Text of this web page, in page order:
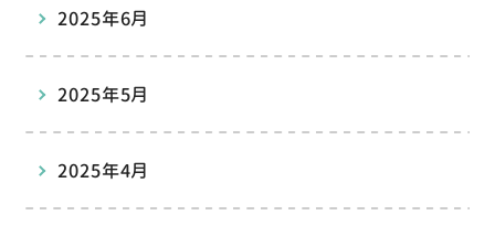
2025年6月
2025年5月
2025年4月